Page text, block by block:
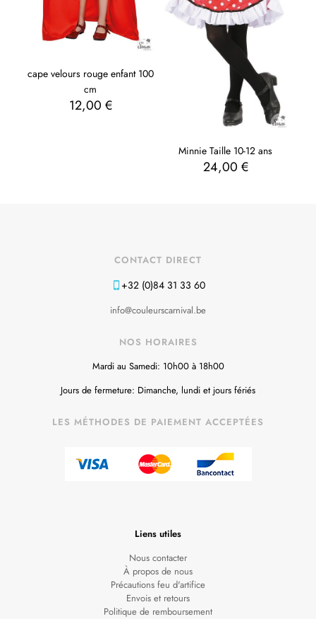
cape velours rouge enfant 100
cm
12,00 €
Minnie Taille 10-12 ans
24,00 €
CONTACT DIRECT
+32 (0)84 31 33 60
info@couleurscarnival.be
NOS HORAIRES
Mardi au Samedi: 10h00 à 18h00
Jours de fermeture: Dimanche, lundi et jours fériés
LES MÉTHODES DE PAIEMENT ACCEPTÉES
Liens utiles
Nous contacter
À propos de nous
Précautions feu d'artifice
Envois et retours
Politique de remboursement